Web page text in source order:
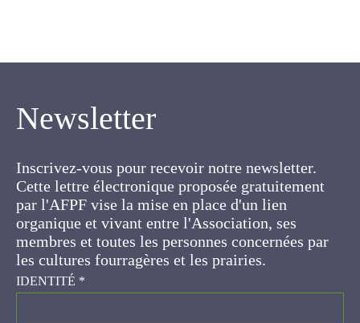
Newsletter
Cette lettre électronique proposée
gratuitement par l'AFPF vise la mise en place
d'un lien organique et vivant entre l'Association,
ses membres et toutes les personnes
concernées par les cultures fourragères et les
prairies.
IDENTITÉ*